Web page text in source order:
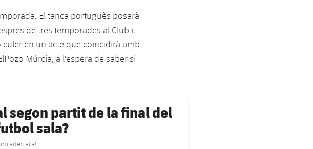
El tanca portuguès posarà
de tres temporades al Club i,
en un acte que coincidirà amb
Múrcia, a l'espera de saber si
segon partit de la final del
sala?
ara!